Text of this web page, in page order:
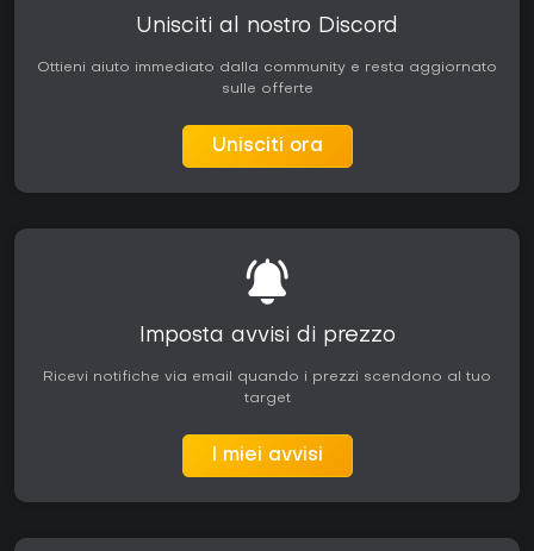
Unisciti al nostro Discord
Ottieni aiuto immediato dalla community e resta aggiornato
sulle offerte
Unisciti ora
Imposta avvisi di prezzo
Ricevi notifiche via email quando i prezzi scendono al tuo
target
I miei avvisi